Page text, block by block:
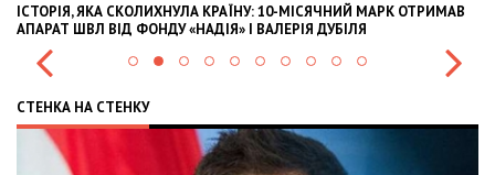
ІСТОРІЯ, ЯКА СКОЛИХНУЛА КРАЇНУ: 10-МІСЯЧНИЙ МАРК ОТРИМАВ
АПАРАТ ШВЛ ВІД ФОНДУ «НАДІЯ» І ВАЛЕРІЯ ДУБІЛЯ
СТЕНКА НА СТЕНКУ